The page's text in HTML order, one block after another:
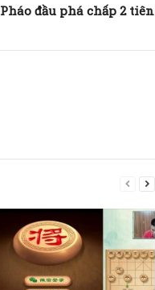
Pháo đầu phá chấp 2 tiên